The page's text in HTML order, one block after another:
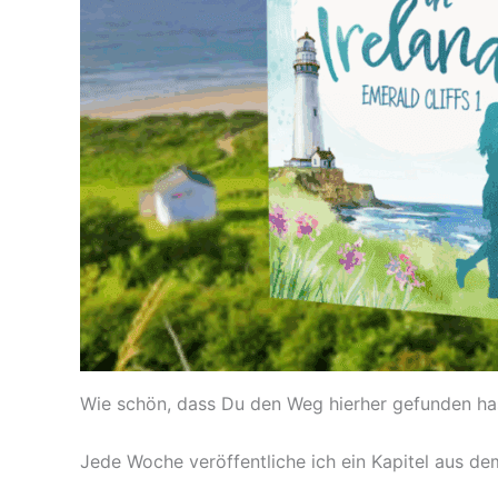
Wie schön, dass Du den Weg hierher gefunden
Jede Woche veröffentliche ich ein Kapitel aus